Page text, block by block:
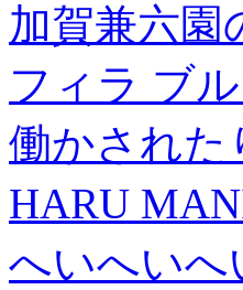
加賀兼六
フィラ ブ
働かされた
HARU
へいへいへ